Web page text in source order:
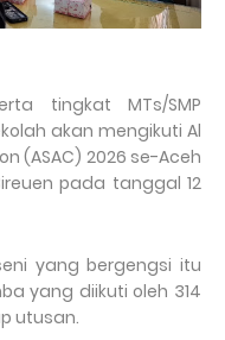
tingkat MTs/SMP
akan mengikuti Al
(ASAC) 2026 se-Aceh
pada tanggal 12
yang bergengsi itu
yang diikuti oleh 314
utusan.